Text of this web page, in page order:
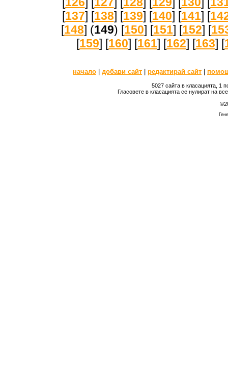
[137] [138] [139] [140] [141] [
[148] (149) [150] [151] [152] [
[159] [160] [161] [162] [163] [
начало | добави сайт | редактирай сайт |
5027 сайта в класацията, 1
Гласовете в класацията се нулират на